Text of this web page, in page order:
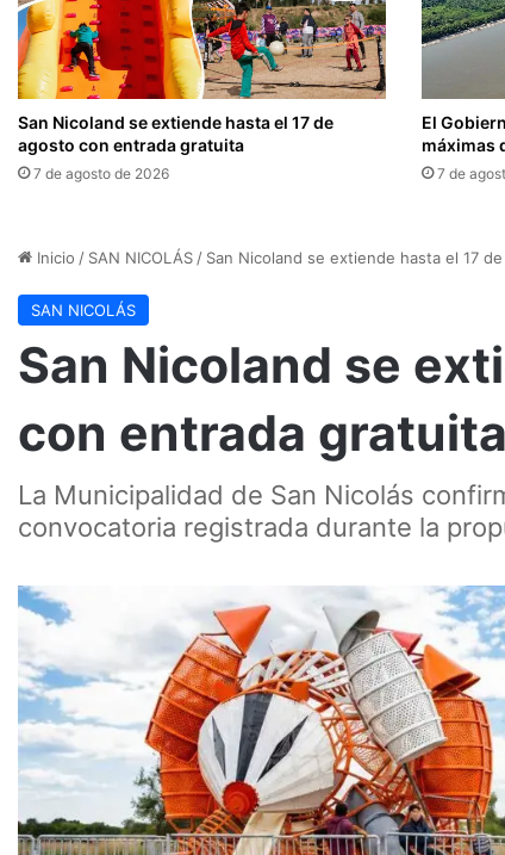
San Nicoland se extiende hasta el 17 de
agosto con entrada gratuita
7 de agosto de 2026
El
máximas
7 de